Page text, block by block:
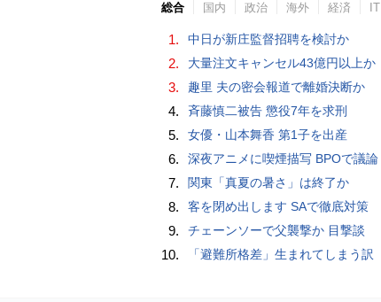
総合 国内 政治 海外 経済 IT
1. 中日が新庄監督招聘を検討か
2. 大量注文キャンセル43億円以上か
3. 趣里 夫の密会報道で離婚決断か
4. 斉藤慎二被告 懲役7年を求刑
5. 女優・山本舞香 第1子を出産
6. 深夜アニメに喫煙描写 BPOで議論
7. 関東「真夏の暑さ」は終了か
8. 客を閉め出します SAで徹底対策
9. チェーンソーで父襲撃か 目撃談
10. 「避難所格差」生まれてしまう訳